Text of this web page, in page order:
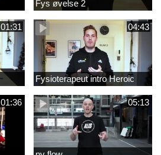
Fys øvelse 2
01:31 04:43
Fysioterapeut intro Heroic
01:36 05:13